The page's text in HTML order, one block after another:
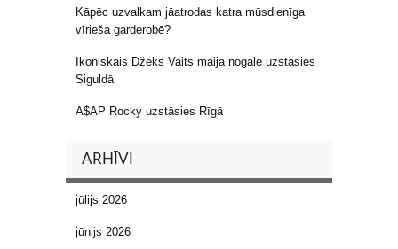
Kāpēc uzvalkam jāatrodas katra mūsdienīga
vīrieša garderobē?
Ikoniskais Džeks Vaits maija nogalē uzstāsies
Siguldā
A$AP Rocky uzstāsies Rīgā
ARHĪVI
jūlijs 2026
jūnijs 2026